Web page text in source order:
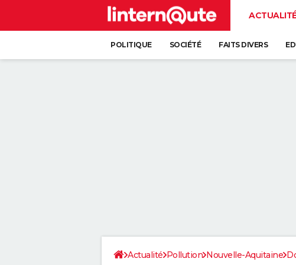
POLITIQUE SOCIÉTÉ FAITS DIVERS
Actualité Pollution Nouvelle-Aquitaine